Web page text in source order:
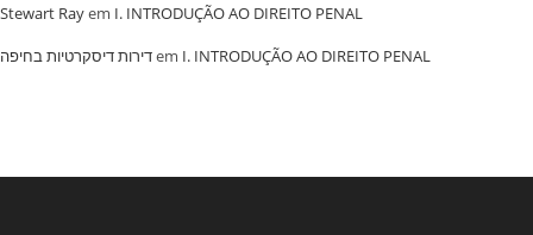
Stewart Rayem I. INTRODUÇÃO AO DIREITO PENAL
‏דירות דיסקרטיות בחיפהem I. INTRODUÇÃO AO DIREITO PENAL